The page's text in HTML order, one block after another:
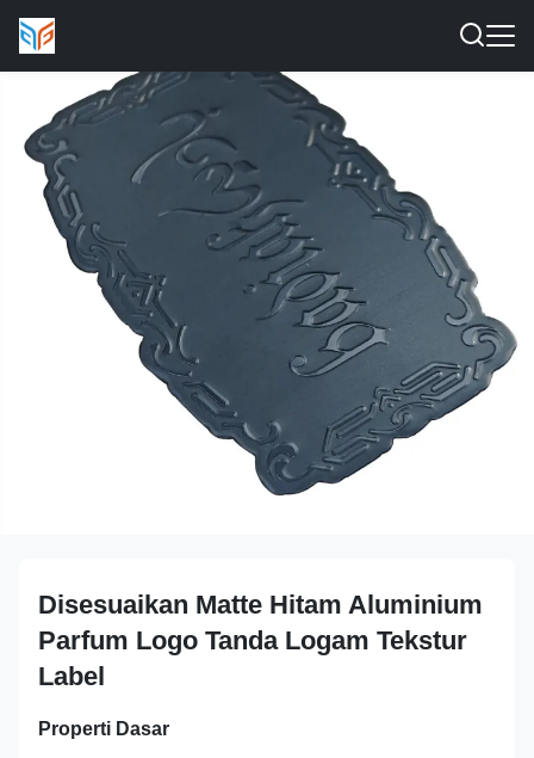
Disesuaikan Matte Hitam Aluminium
Parfum Logo Tanda Logam Tekstur
Label
Properti Dasar